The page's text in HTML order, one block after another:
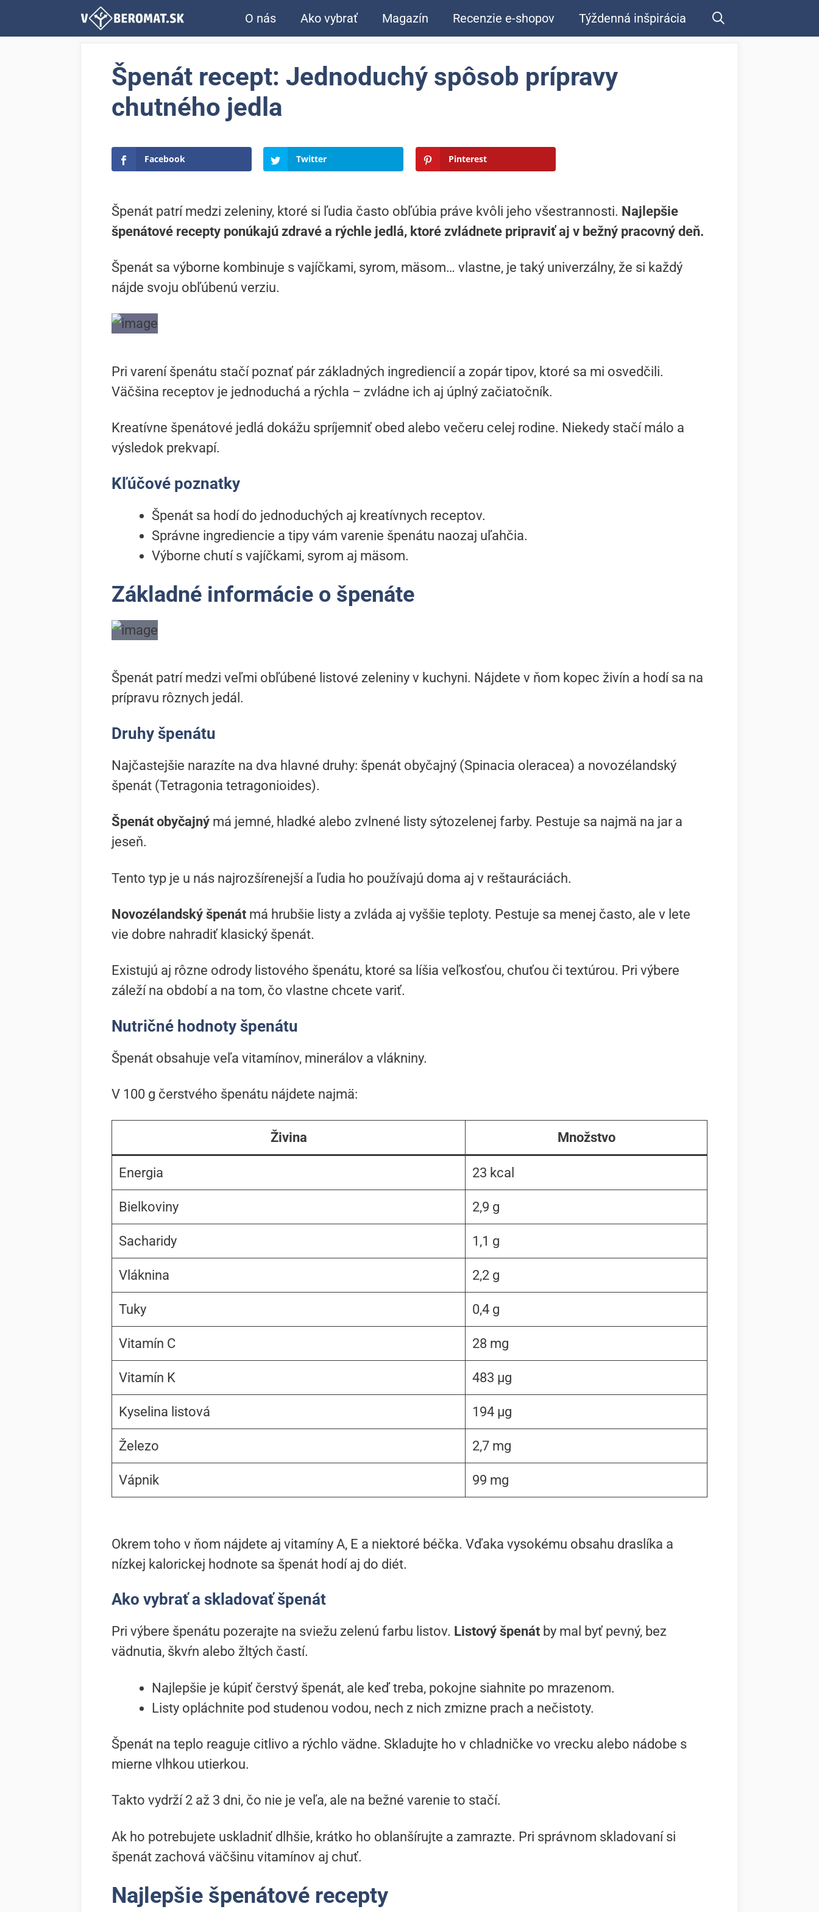
O nás Ako vybrať Magazín Recenzie e-shopov Týždenná inšpirácia
Špenát recept: Jednoduchý spôsob prípravy
chutného jedla
Facebook Twitter Pinterest
Špenát patrí medzi zeleniny, ktoré si ľudia často obľúbia práve kvôli jeho všestrannosti. Najlepšie
špenátové recepty ponúkajú zdravé a rýchle jedlá, ktoré zvládnete pripraviť aj v bežný pracovný deň.
Špenát sa výborne kombinuje s vajíčkami, syrom, mäsom… vlastne, je taký univerzálny, že si každý
nájde svoju obľúbenú verziu.
Pri varení špenátu stačí poznať pár základných ingrediencií a zopár tipov, ktoré sa mi osvedčili.
Väčšina receptov je jednoduchá a rýchla – zvládne ich aj úplný začiatočník.
Kreatívne špenátové jedlá dokážu spríjemniť obed alebo večeru celej rodine. Niekedy stačí málo a
výsledok prekvapí.
Kľúčové poznatky
Špenát sa hodí do jednoduchých aj kreatívnych receptov.
Správne ingrediencie a tipy vám varenie špenátu naozaj uľahčia.
Výborne chutí s vajíčkami, syrom aj mäsom.
Základné informácie o špenáte
Špenát patrí medzi veľmi obľúbené listové zeleniny v kuchyni. Nájdete v ňom kopec živín a hodí sa na
prípravu rôznych jedál.
Druhy špenátu
Najčastejšie narazíte na dva hlavné druhy: špenát obyčajný (Spinacia oleracea) a novozélandský
špenát (Tetragonia tetragonioides).
Špenát obyčajný má jemné, hladké alebo zvlnené listy sýtozelenej farby. Pestuje sa najmä na jar a
jeseň.
Tento typ je u nás najrozšírenejší a ľudia ho používajú doma aj v reštauráciách.
Novozélandský špenát má hrubšie listy a zvláda aj vyššie teploty. Pestuje sa menej často, ale v lete
vie dobre nahradiť klasický špenát.
Existujú aj rôzne odrody listového špenátu, ktoré sa líšia veľkosťou, chuťou či textúrou. Pri výbere
záleží na období a na tom, čo vlastne chcete variť.
Nutričné hodnoty špenátu
Špenát obsahuje veľa vitamínov, minerálov a vlákniny.
V 100 g čerstvého špenátu nájdete najmä:
Živina Množstvo
Energia 23 kcal
Bielkoviny 2,9 g
Sacharidy 1,1 g
Vláknina 2,2 g
Tuky 0,4 g
Vitamín C 28 mg
Vitamín K 483 μg
Kyselina listová 194 μg
Železo 2,7 mg
Vápnik 99 mg
Okrem toho v ňom nájdete aj vitamíny A, E a niektoré béčka. Vďaka vysokému obsahu draslíka a
nízkej kalorickej hodnote sa špenát hodí aj do diét.
Ako vybrať a skladovať špenát
Pri výbere špenátu pozerajte na sviežu zelenú farbu listov. Listový špenát by mal byť pevný, bez
vädnutia, škvŕn alebo žltých častí.
Najlepšie je kúpiť čerstvý špenát, ale keď treba, pokojne siahnite po mrazenom.
Listy opláchnite pod studenou vodou, nech z nich zmizne prach a nečistoty.
Špenát na teplo reaguje citlivo a rýchlo vädne. Skladujte ho v chladničke vo vrecku alebo nádobe s
mierne vlhkou utierkou.
Takto vydrží 2 až 3 dni, čo nie je veľa, ale na bežné varenie to stačí.
Ak ho potrebujete uskladniť dlhšie, krátko ho oblanšírujte a zamrazte. Pri správnom skladovaní si
špenát zachová väčšinu vitamínov aj chuť.
Najlepšie špenátové recepty